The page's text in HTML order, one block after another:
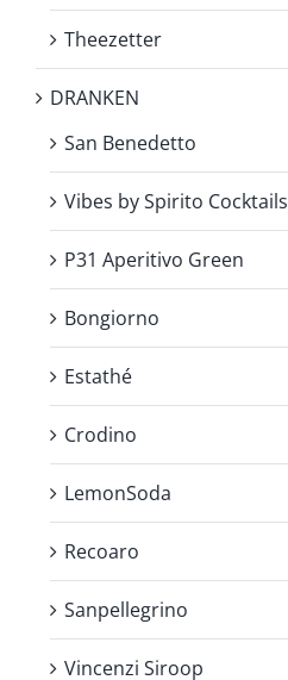
Theezetter
DRANKEN
San Benedetto
Vibes by Spirito Cocktails
P31 Aperitivo Green
Bongiorno
Estathé
Crodino
LemonSoda
Recoaro
Sanpellegrino
Vincenzi Siroop